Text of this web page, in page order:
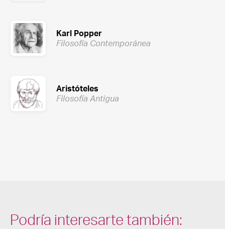
Karl Popper
Filosofía Contemporánea
Aristóteles
Filosofía Antigua
Podría interesarte también: